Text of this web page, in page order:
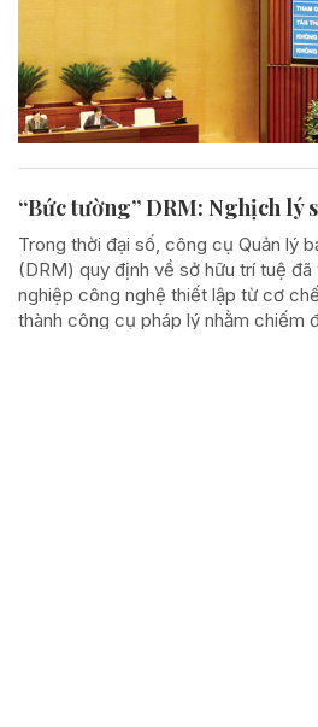
“Bức tường” DRM: Nghịch lý
Trong thời đại số, công cụ Quản lý
(DRM) quy định về sở hữu trí tuệ
nghiệp công nghệ thiết lập từ cơ
thành công cụ pháp lý nhằm chiếm